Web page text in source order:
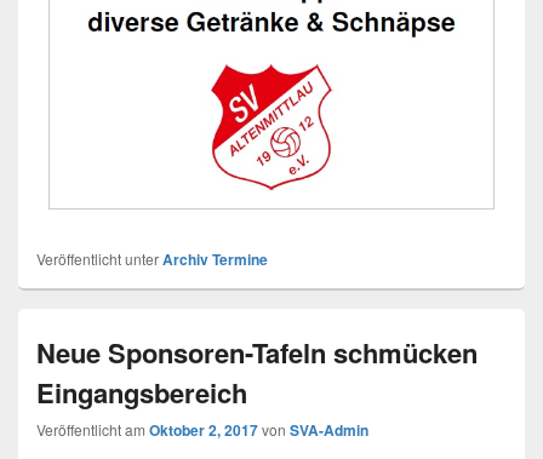
Veröffentlicht unterArchiv Termine
Neue Sponsoren-Tafeln schmücken
Eingangsbereich
Veröffentlicht am Oktober 2, 2017von SVA-Admin